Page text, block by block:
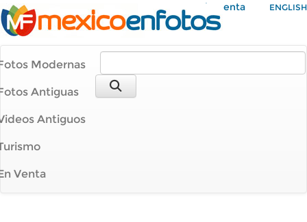
Mi Cuenta ENGLISH
Modernas
Antiguas
Antiguos
Venta